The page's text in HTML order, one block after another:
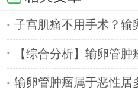
子宫肌瘤不用手术？输
【综合分析】输卵管
输卵管肿瘤属于恶性居